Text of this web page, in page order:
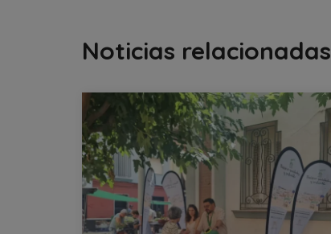
Noticias relacionadas